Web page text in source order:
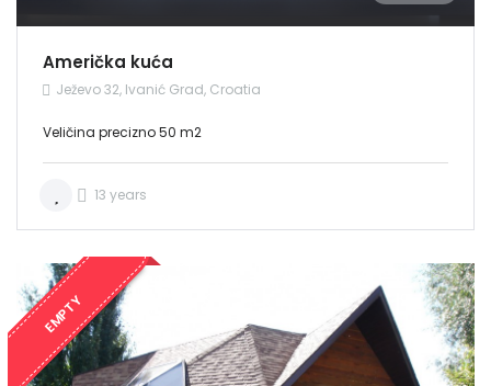
Američka kuća
Ježevo 32, Ivanić Grad, Croatia
Veličina precizno 50 m2
13 years
EMPTY